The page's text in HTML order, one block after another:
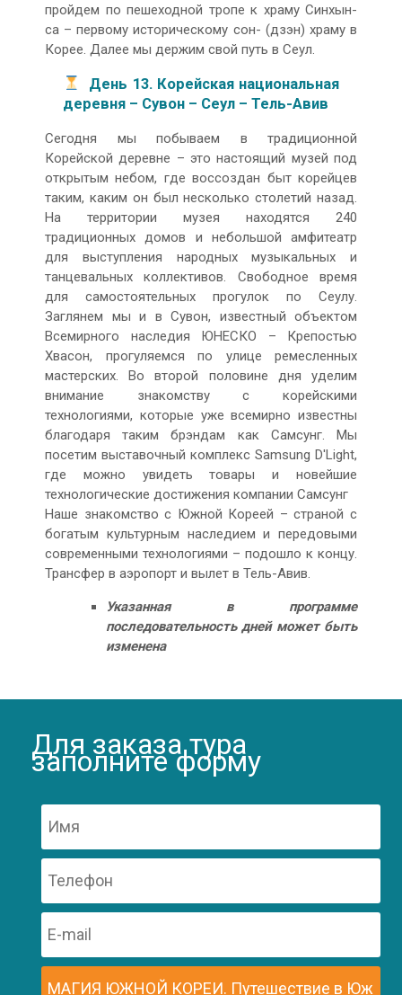
пройдем по пешеходной тропе к храму Синхын-
са – первому историческому сон- (дзэн) храму в
Корее. Далее мы держим свой путь в Сеул.
День 13. Корейская национальная
деревня – Сувон – Сеул – Тель-Авив
Сегодня мы побываем в традиционной
Корейской деревне – это настоящий музей под
открытым небом, где воссоздан быт корейцев
таким, каким он был несколько столетий назад.
На территории музея находятся 240
традиционных домов и небольшой амфитеатр
для выступления народных музыкальных и
танцевальных коллективов. Свободное время
для самостоятельных прогулок по Сеулу.
Заглянем мы и в Сувон, известный объектом
Всемирного наследия ЮНЕСКО – Крепостью
Хвасон, прогуляемся по улице ремесленных
мастерских. Во второй половине дня уделим
внимание знакомству с корейскими
технологиями, которые уже всемирно известны
благодаря таким брэндам как Самсунг. Мы
посетим выставочный комплекс Samsung D'Light,
где можно увидеть товары и новейшие
технологические достижения компании Самсунг
Наше знакомство с Южной Кореей – страной с
богатым культурным наследием и передовыми
современными технологиями – подошло к концу.
Трансфер в аэропорт и вылет в Тель-Авив.
Указанная в программе
последовательность дней может быть
изменена
Для заказа тура
заполните форму